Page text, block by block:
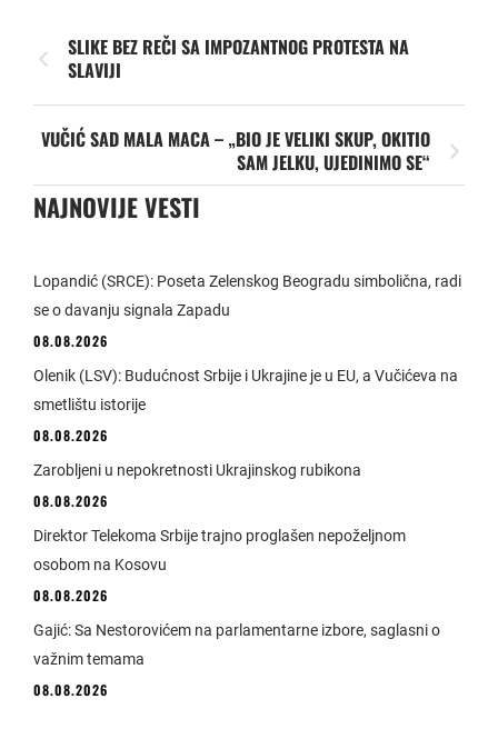
SLIKE BEZ REČI SA IMPOZANTNOG PROTESTA NA
SLAVIJI
VUČIĆ SAD MALA MACA – „BIO JE VELIKI SKUP, OKITIO
SAM JELKU, UJEDINIMO SE“
NAJNOVIJE VESTI
Lopandić (SRCE): Poseta Zelenskog Beogradu simbolična, radi
se o davanju signala Zapadu
08.08.2026
Olenik (LSV): Budućnost Srbije i Ukrajine je u EU, a Vučićeva na
smetlištu istorije
08.08.2026
Zarobljeni u nepokretnosti Ukrajinskog rubikona
08.08.2026
Direktor Telekoma Srbije trajno proglašen nepoželjnom
osobom na Kosovu
08.08.2026
Gajić: Sa Nestorovićem na parlamentarne izbore, saglasni o
važnim temama
08.08.2026